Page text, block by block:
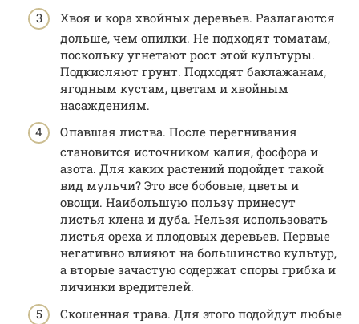
Хвоя и кора хвойных деревьев. Разлагаются
дольше, чем опилки. Не подходят томатам,
поскольку угнетают рост этой культуры.
Подкисляют грунт. Подходят баклажанам,
ягодным кустам, цветам и хвойным
насаждениям.
Опавшая листва. После перегнивания
становится источником калия, фосфора и
азота. Для каких растений подойдет такой
вид мульчи? Это все бобовые, цветы и
овощи. Наибольшую пользу принесут
листья клена и дуба. Нельзя использовать
листья ореха и плодовых деревьев. Первые
негативно влияют на большинство культур,
а вторые зачастую содержат споры грибка и
личинки вредителей.
Скошенная трава. Для этого подойдут любые